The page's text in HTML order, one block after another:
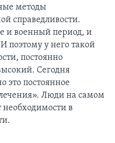
методы
справедливости.
и военный период, и
поэтому у него такой
постоянно
Сегодня
это постоянное
Люди на самом
необходимости в